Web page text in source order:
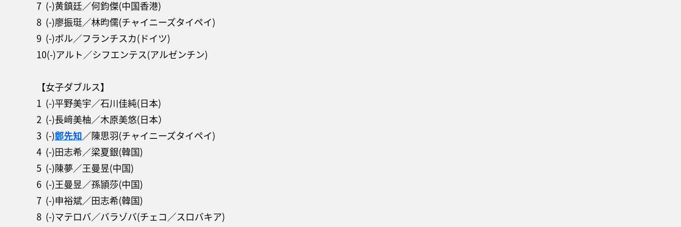
7 (-)黄鎮廷／何鈞傑(中国香港)
8 (-)廖振珽／林昀儒(チャイニーズタイペイ)
9 (-)ボル／フランチスカ(ドイツ)
10(-)アルト／シフエンテス(アルゼンチン)
【女子ダブルス】
1 (-)平野美宇／石川佳純(日本)
2 (-)長﨑美柚／木原美悠(日本）
3 (-)鄭先知／陳思羽(チャイニーズタイペイ)
4 (-)田志希／梁夏銀(韓国)
5 (-)陳夢／王曼昱(中国)
6 (-)王曼昱／孫頴莎(中国)
7 (-)申裕斌／田志希(韓国)
8 (-)マテロバ／バラゾバ(チェコ／スロバキア)